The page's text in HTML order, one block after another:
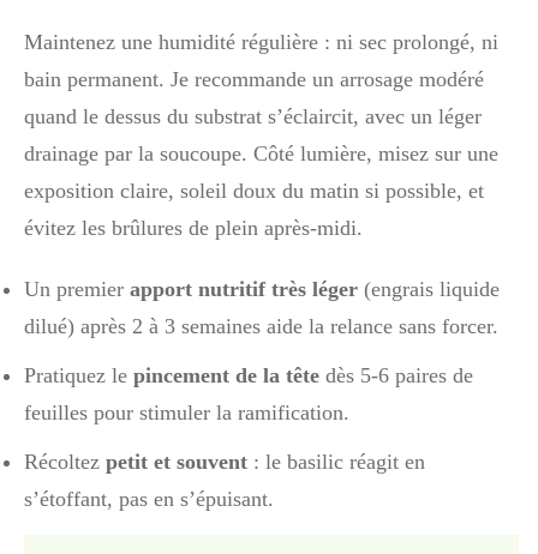
Maintenez une humidité régulière : ni sec prolongé, ni
bain permanent. Je recommande un arrosage modéré
quand le dessus du substrat s’éclaircit, avec un léger
drainage par la soucoupe. Côté lumière, misez sur une
exposition claire, soleil doux du matin si possible, et
évitez les brûlures de plein après-midi.
Un premier apport nutritif très léger (engrais liquide
dilué) après 2 à 3 semaines aide la relance sans forcer.
Pratiquez le pincement de la tête dès 5-6 paires de
feuilles pour stimuler la ramification.
Récoltez petit et souvent : le basilic réagit en
s’étoffant, pas en s’épuisant.